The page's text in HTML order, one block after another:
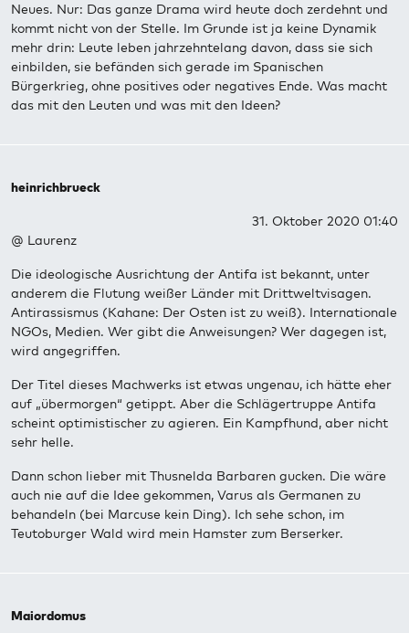
Neues. Nur: Das ganze Drama wird heute doch zerdehnt und
kommt nicht von der Stelle. Im Grunde ist ja keine Dynamik
mehr drin: Leute leben jahrzehntelang davon, dass sie sich
einbilden, sie befänden sich gerade im Spanischen
Bürgerkrieg, ohne positives oder negatives Ende. Was macht
das mit den Leuten und was mit den Ideen?
heinrichbrueck
31. Oktober 2020 01:40
@ Laurenz
Die ideologische Ausrichtung der Antifa ist bekannt, unter
anderem die Flutung weißer Länder mit Drittweltvisagen.
Antirassismus (Kahane: Der Osten ist zu weiß). Internationale
NGOs, Medien. Wer gibt die Anweisungen? Wer dagegen ist,
wird angegriffen.
Der Titel dieses Machwerks ist etwas ungenau, ich hätte eher
auf „übermorgen“ getippt. Aber die Schlägertruppe Antifa
scheint optimistischer zu agieren. Ein Kampfhund, aber nicht
sehr helle.
Dann schon lieber mit Thusnelda Barbaren gucken. Die wäre
auch nie auf die Idee gekommen, Varus als Germanen zu
behandeln (bei Marcuse kein Ding). Ich sehe schon, im
Teutoburger Wald wird mein Hamster zum Berserker.
Maiordomus